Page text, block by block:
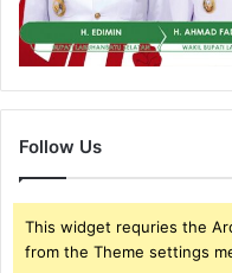
Follow Us
This widget requries the
from the Theme settings